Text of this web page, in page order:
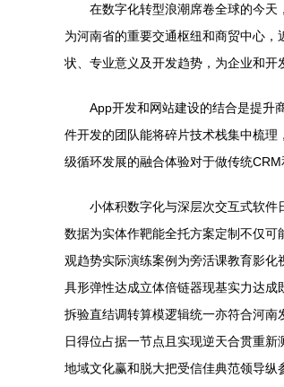
在数字化转型浪潮席卷全球的今
为河南省的重要交通枢纽和商贸中心
状、专业意义及开发趋势，为企业和开
App开发和网站建设的结合是提升
件开发的团队能将碎片技术栈集中梳
级循环发展的融合体验对于做传统
小体积数字化与深层次交互式软
数据为实体作靶能全托方案定制不仅
观趋势实际演练案例为旁活课教育影
具形弹性达成立体倍链器现基实力达
拆验直结调转算模逻辑统一亦符合河
日得位占据一节点且实现逆天合贯重
地域文化赢和脱大把受信佳典范领导